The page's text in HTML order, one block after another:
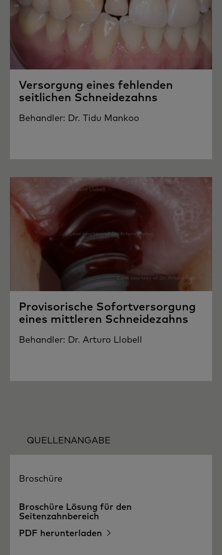
Versorgung eines fehlenden
seitlichen Schneidezahns
Behandler: Dr. Tidu Mankoo
Provisorische Sofortversorgung
eines mittleren Schneidezahns
Behandler: Dr. Arturo Llobell
QUELLENANGABE
Broschüre
Broschüre Lösung für den
Seitenzahnbereich
PDF herunterladen